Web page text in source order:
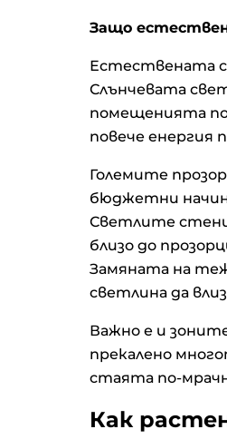
Защо
Естествената
Слънчевата
помещенията
повече енергия
Големите
бюджетни
Светлите
близо до
Замяната на
светлина да
Важно е и
прекалено
стаята по-
Как